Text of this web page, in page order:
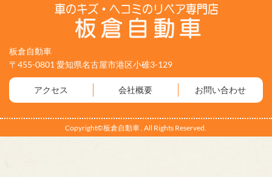
板倉自動車
〒455-0801 愛知県名古屋市港区小碓3-129
アクセス 会社概要 お問い合わせ
Copyright©板倉自動車 . All Rights Reserved.